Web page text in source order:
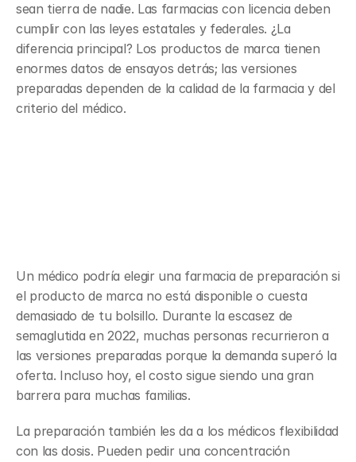
sean tierra de nadie. Las farmacias con licencia deben
cumplir con las leyes estatales y federales. ¿La
diferencia principal? Los productos de marca tienen
enormes datos de ensayos detrás; las versiones
preparadas dependen de la calidad de la farmacia y del
criterio del médico.
Un médico podría elegir una farmacia de preparación si
el producto de marca no está disponible o cuesta
demasiado de tu bolsillo. Durante la escasez de
semaglutida en 2022, muchas personas recurrieron a
las versiones preparadas porque la demanda superó la
oferta. Incluso hoy, el costo sigue siendo una gran
barrera para muchas familias.
La preparación también les da a los médicos flexibilidad
con las dosis. Pueden pedir una concentración